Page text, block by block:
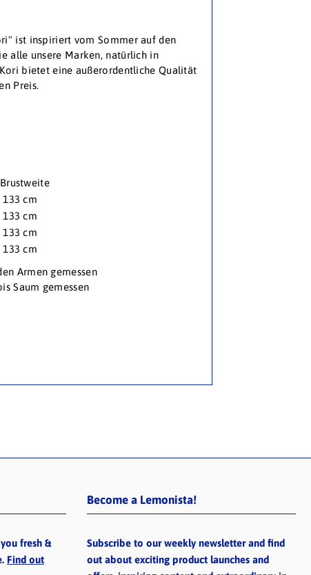
ist inspiriert vom Sommer auf den
alle unsere Marken, natürlich in
Kori bietet eine außerordentliche Qualität
Preis.
Brustweite
133 cm
133 cm
133 cm
133 cm
Armen gemessen
Saum gemessen
fresh &
Find out
Become a Lemonista!
Subscribe to our weekly newsletter and find
out about exciting product launches and